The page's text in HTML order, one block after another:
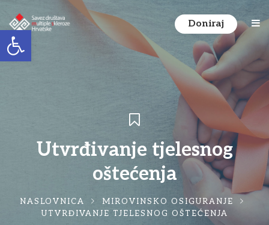
Open toolbar
Doniraj
Utvrđivanje tjelesnog
oštećenja
NASLOVNICA
MIROVINSKO OSIGURANJE
UTVRĐIVANJE TJELESNOG OŠTEĆENJA